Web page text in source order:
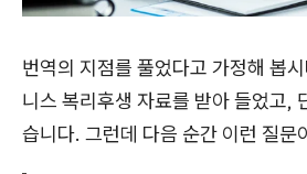
번역의 지점를 풀었다고 가정해 봅
니스 복리후생 자료를 받아 들었고,
습니다. 그런데 다음 순간 이런 질문